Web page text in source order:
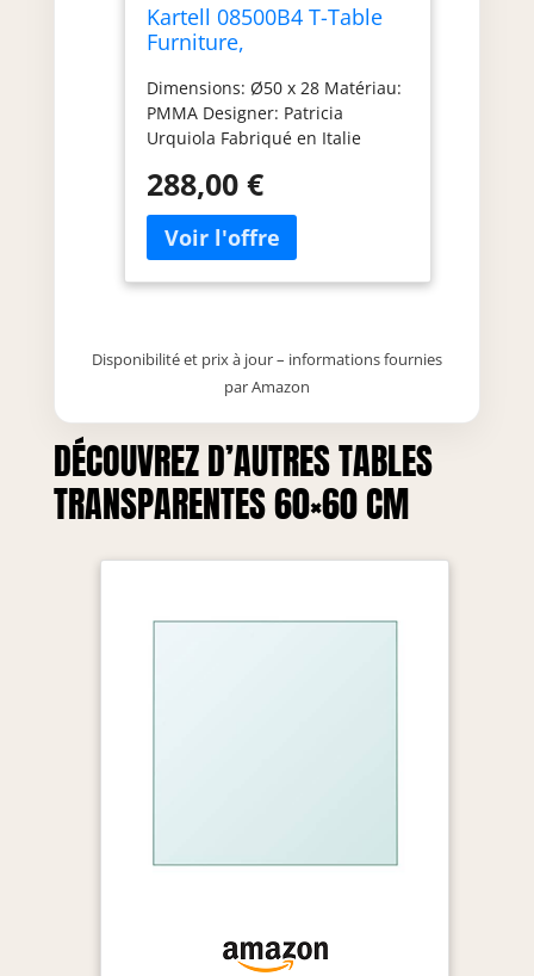
Kartell 08500B4 T-Table
Furniture,
x 28 cm
Dimensions: Ø50 x 28 Matériau:
PMMA Designer: Patricia
Urquiola Fabriqué en Italie
288,00 €
Disponibilité et prix à jour – informations fournies
par Amazon
DÉCOUVREZ D’AUTRES TABLES
TRANSPARENTES 60×60 CM